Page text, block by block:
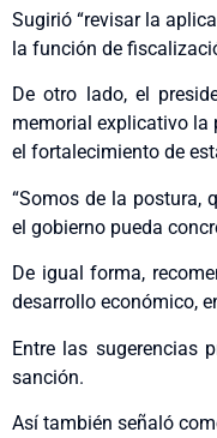
Sugirió “revisar la
la función de
De otro lado, el
memorial explicativo la
el fortalecimiento de
“Somos de la postura,
el gobierno pueda
De igual forma,
desarrollo económico,
Entre las sugerencias
sanción.
Así también señaló